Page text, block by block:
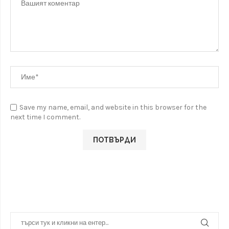
Save my name, email, and website in this browser for the
next time I comment.